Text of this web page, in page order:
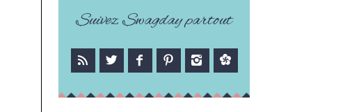
Suivez Swagday partout